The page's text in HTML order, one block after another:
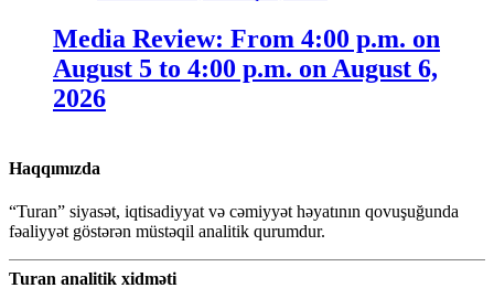
Media Review: From 4:00 p.m. on
August 5 to 4:00 p.m. on August 6,
2026
Haqqımızda
“Turan” siyasət, iqtisadiyyat və cəmiyyət həyatının qovuşuğunda
fəaliyyət göstərən müstəqil analitik qurumdur.
Turan analitik xidməti